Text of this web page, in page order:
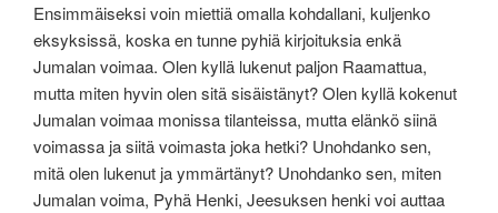
Ensimmäiseksi voin miettiä omalla kohdallani, kuljenko
eksyksissä, koska en tunne pyhiä kirjoituksia enkä
Jumalan voimaa. Olen kyllä lukenut paljon Raamattua,
mutta miten hyvin olen sitä sisäistänyt? Olen kyllä kokenut
Jumalan voimaa monissa tilanteissa, mutta elänkö siinä
voimassa ja siitä voimasta joka hetki? Unohdanko sen,
mitä olen lukenut ja ymmärtänyt? Unohdanko sen, miten
Jumalan voima, Pyhä Henki, Jeesuksen henki voi auttaa